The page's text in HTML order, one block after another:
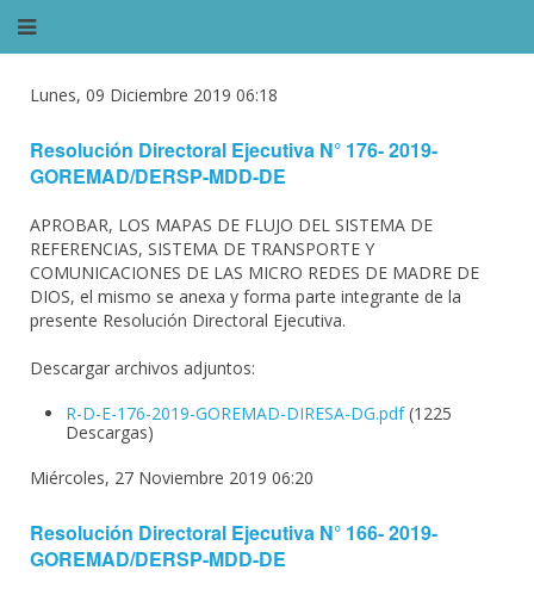
Lunes, 09 Diciembre 2019 06:18
Resolución Directoral Ejecutiva N° 176- 2019-
GOREMAD/DERSP-MDD-DE
APROBAR, LOS MAPAS DE FLUJO DEL SISTEMA DE
REFERENCIAS, SISTEMA DE TRANSPORTE Y
COMUNICACIONES DE LAS MICRO REDES DE MADRE DE
DIOS, el mismo se anexa y forma parte integrante de la
presente Resolución Directoral Ejecutiva.
Descargar archivos adjuntos:
R-D-E-176-2019-GOREMAD-DIRESA-DG.pdf(1225
Descargas)
Miércoles, 27 Noviembre 2019 06:20
Resolución Directoral Ejecutiva N° 166- 2019-
GOREMAD/DERSP-MDD-DE